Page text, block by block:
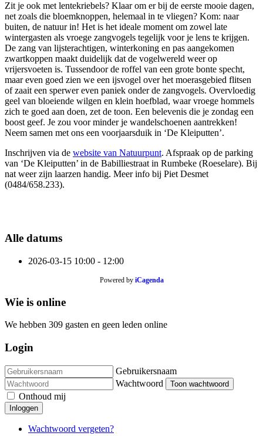
Zit je ook met lentekriebels? Klaar om er bij de eerste mooie dagen,
net zoals die bloemknoppen, helemaal in te vliegen? Kom: naar
buiten, de natuur in! Het is het ideale moment om zowel late
wintergasten als vroege zangvogels tegelijk voor je lens te krijgen.
De zang van lijsterachtigen, winterkoning en pas aangekomen
zwartkoppen maakt duidelijk dat de vogelwereld weer op
vrijersvoeten is. Tussendoor de roffel van een grote bonte specht,
maar even goed zien we een ijsvogel over het moerasgebied flitsen
of zaait een sperwer even paniek onder de zangvogels. Overvloedig
geel van bloeiende wilgen en klein hoefblad, waar vroege hommels
zich te goed aan doen, zet de toon. Een belevenis die je zondag een
boost geef. Je zou voor minder je wandelschoenen aantrekken!
Neem samen met ons een voorjaarsduik in ‘De Kleiputten’.
Inschrijven via de website van Natuurpunt. Afspraak op de parking
van ‘De Kleiputten’ in de Babilliestraat in Rumbeke (Roeselare). Bij
nat weer zijn laarzen handig. Meer info bij Piet Desmet
(0484/658.233).
Alle datums
2026-03-15 10:00 - 12:00
Powered by iCagenda
Wie is online
We hebben 309 gasten en geen leden online
Login
Gebruikersnaam
Wachtwoord
Toon wachtwoord
Onthoud mij
Inloggen
Wachtwoord vergeten?